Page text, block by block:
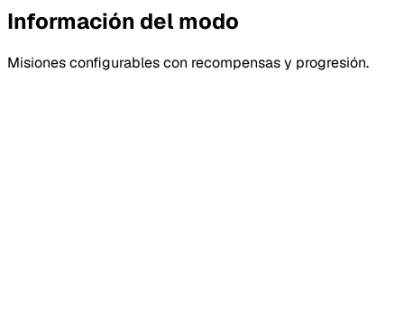
Información del modo
Misiones configurables con recompensas y progresión.